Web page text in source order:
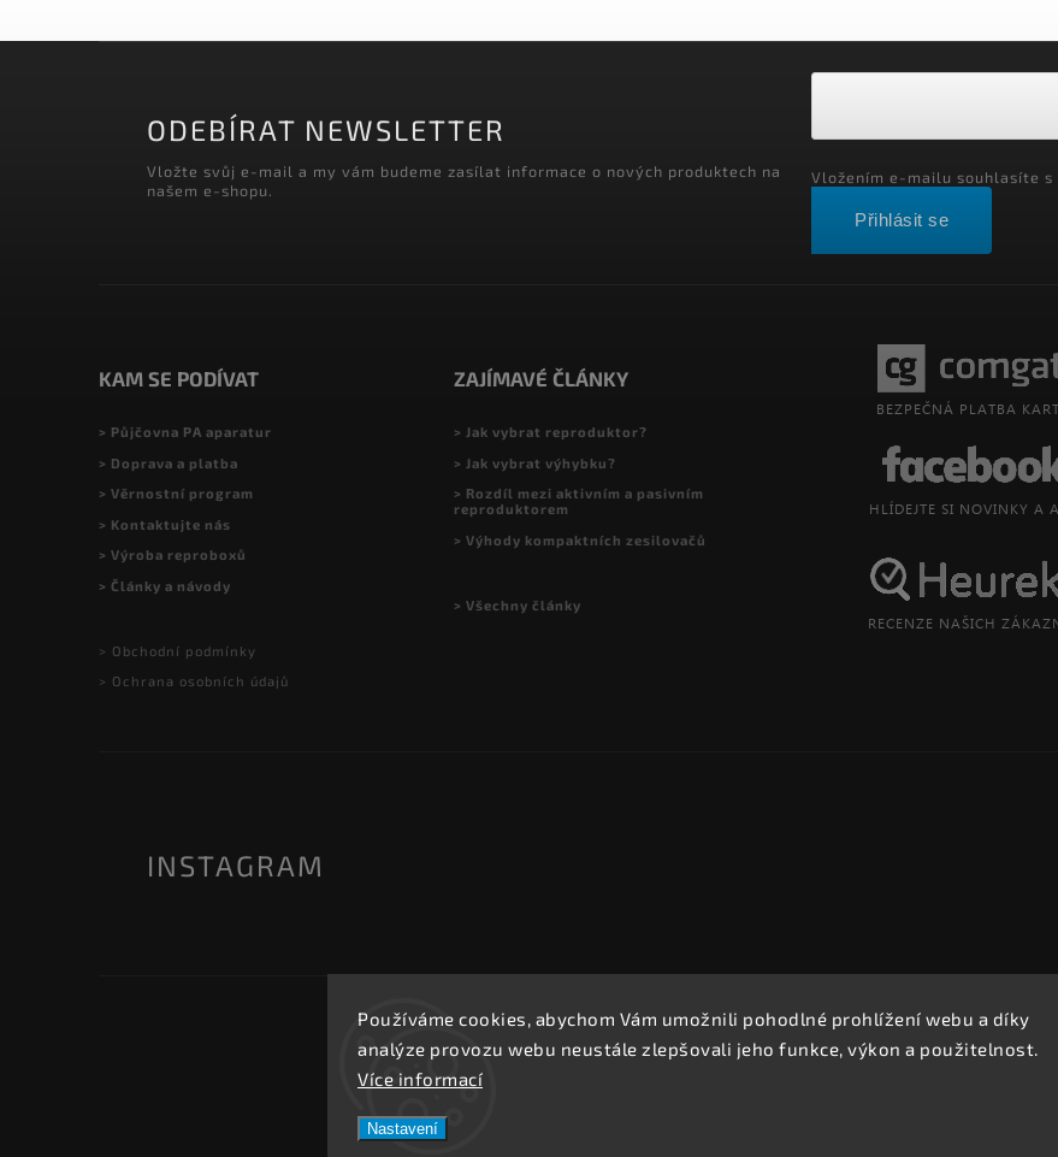
Používáme cookies, abychom Vám umožnili pohodlné prohlížení webu a díky
analýze provozu webu neustále zlepšovali jeho funkce, výkon a použitelnost.
Více informací
Nastavení
ODEBÍRAT NEWSLETTER
Vložte svůj e-mail a my vám budeme zasílat informace o nových produktech na
našem e-shopu.
Vložením e-mailu souhlasíte s
Přihlásit se
KAM SE PODÍVAT
> Půjčovna PA aparatur
> Doprava a platba
> Věrnostní program
> Kontaktujte nás
> Výroba reproboxů
> Články a návody
> Obchodní podmínky
> Ochrana osobních údajů
ZAJÍMAVÉ ČLÁNKY
> Jak vybrat reproduktor?
> Jak vybrat výhybku?
> Rozdíl mezi aktivním a pasivním
reproduktorem
> Výhody kompaktních zesilovačů
> Všechny články
INSTAGRAM
Copyright 2026REPROOBCHOD.cz. Všechna práva vyhrazena.
Upravit nastavení cookies